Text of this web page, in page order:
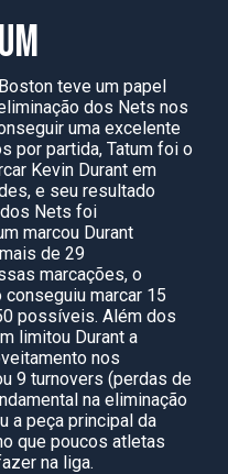
teve um papel
dos Nets nos
uma excelente
por partida, Tatum foi o
Kevin Durant em
e seu resultado
Nets foi
marcou Durant
de 29
marcações, o
marcar 15
possíveis. Além dos
limitou Durant a
nos
9 turnovers (perdas de
na eliminação
a peça principal da
que poucos atletas
na liga.